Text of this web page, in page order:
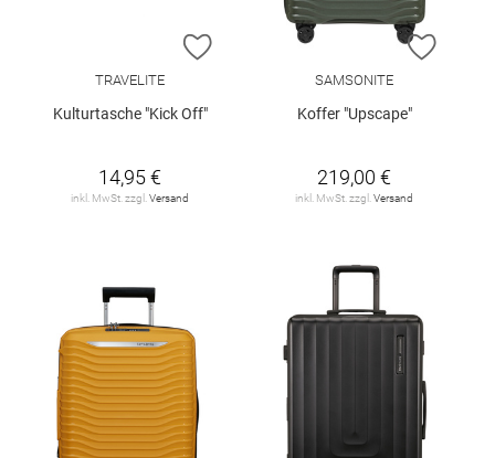
ZUR WUNSCHLISTE HINZUFÜGEN
TRAVELITE
Kulturtasche "Kick Off"
14,95 €
inkl. MwSt. zzgl. Versand
ZUR
SAMSONITE
Koffer "Upscape"
219,00 €
inkl. MwSt. zzgl. Versand